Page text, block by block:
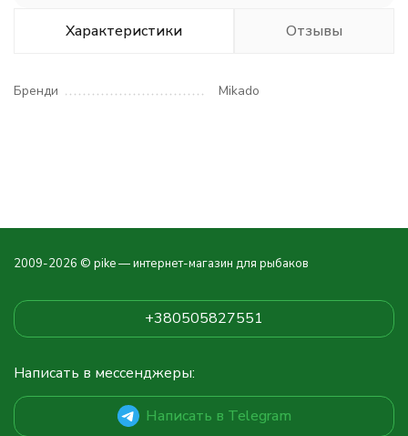
Характеристики Отзывы
Бренди Mikado
2009-2026 © pike — интернет-магазин для рыбаков
+380505827551
Написать в мессенджеры:
Написать в Telegram